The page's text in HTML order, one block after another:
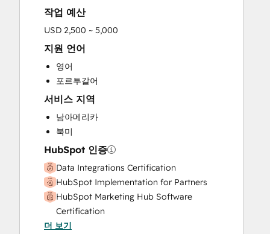
작업 예산
USD 2,500 ~ 5,000
지원 언어
영어
포르투갈어
서비스 지역
남아메리카
북미
HubSpot 인증
Data Integrations Certification
HubSpot Implementation for Partners
HubSpot Marketing Hub Software
Certification
HubSpot Marketing Software
더 보기